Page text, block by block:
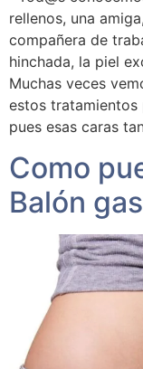
rellenos, una
compañera de
hinchada, la piel
Muchas veces
estos tratamientos
pues esas caras
Como
Balón